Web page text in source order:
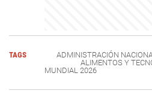
TAGS
ADMINISTRACIÓN
ALIMENTOS Y
MUNDIAL 2026